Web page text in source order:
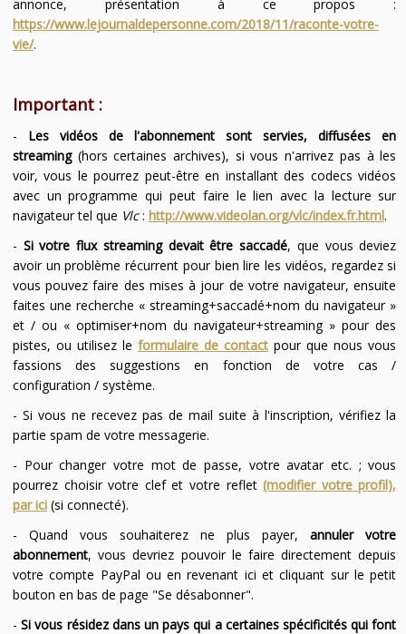
annonce, présentation à ce propos :
https://www.lejournaldepersonne.com/2018/11/raconte-votre-
vie/.
Important :
- Les vidéos de l'abonnement sont servies, diffusées en
streaming(hors certaines archives), si vous n'arrivez pas à les
voir, vous le pourrez peut-être en installant des codecs vidéos
avec un programme qui peut faire le lien avec la lecture sur
navigateur tel que Vlc: http://www.videolan.org/vlc/index.fr.html.
- Si votre flux streaming devait être saccadé, que vous deviez
avoir un problème récurrent pour bien lire les vidéos, regardez si
vous pouvez faire des mises à jour de votre navigateur, ensuite
faites une recherche « streaming+saccadé+nom du navigateur »
et / ou « optimiser+nom du navigateur+streaming » pour des
pistes, ou utilisez leformulaire de contact pour que nous vous
fassions des suggestions en fonction de votre cas /
configuration / système.
- Si vous ne recevez pas de mail suite à l'inscription, vérifiez la
partie spam de votre messagerie.
- Pour changer votre mot de passe, votre avatar etc. ; vous
pourrez choisir votre clef et votre reflet(modifier votre profil),
par ici(si connecté).
- Quand vous souhaiterez ne plus payer,annuler votre
abonnement, vous devriez pouvoir le faire directement depuis
votre compte PayPal ou en revenant ici et cliquant sur le petit
bouton en bas de page "Se désabonner".
-Si vous résidez dans un pays qui a certaines spécificités qui font